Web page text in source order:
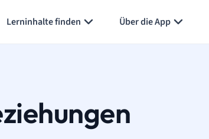
Lerninhalte finden Über die App